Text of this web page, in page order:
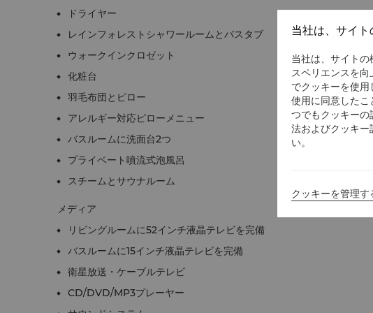
ドライヤー
レインフォレストシャワールームとバスタブ
ウォークインクロゼット
化粧台
羽毛布団とピロー
アレルギー対応ピローメニュー
バスルームに洗面台2つ
プライベート噴流式泡風呂
スチームとサウナルーム
メディア
リビングルームに52インチ液晶テレビを完備
バスルームに15インチ液晶テレビを完備
衛星放送・ケーブルテレビ
CD/DVD/MP3プレーヤー
当社は、サイ
当社は、サイト
スペリエンスを
でクッキーを使
使用に同意した
つでもクッキー
法およびクッキー
い。
クッキーを管理す